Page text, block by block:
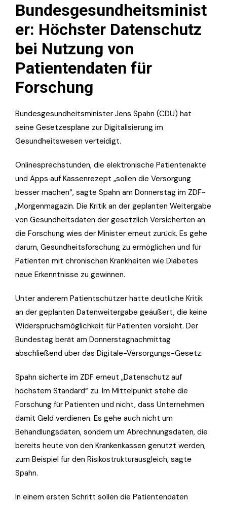
Bundesgesundheitsminist
er: Höchster Datenschutz
bei Nutzung von
Patientendaten für
Forschung
Bundesgesundheitsminister Jens Spahn (CDU) hat
seine Gesetzespläne zur Digitalisierung im
Gesundheitswesen verteidigt.
Onlinesprechstunden, die elektronische Patientenakte
und Apps auf Kassenrezept „sollen die Versorgung
besser machen“, sagte Spahn am Donnerstag im ZDF-
„Morgenmagazin. Die Kritik an der geplanten Weitergabe
von Gesundheitsdaten der gesetzlich Versicherten an
die Forschung wies der Minister erneut zurück. Es gehe
darum, Gesundheitsforschung zu ermöglichen und für
Patienten mit chronischen Krankheiten wie Diabetes
neue Erkenntnisse zu gewinnen.
Unter anderem Patientschützer hatte deutliche Kritik
an der geplanten Datenweitergabe geäußert, die keine
Widerspruchsmöglichkeit für Patienten vorsieht. Der
Bundestag berät am Donnerstagnachmittag
abschließend über das Digitale-Versorgungs-Gesetz.
Spahn sicherte im ZDF erneut „Datenschutz auf
höchstem Standard“ zu. Im Mittelpunkt stehe die
Forschung für Patienten und nicht, dass Unternehmen
damit Geld verdienen. Es gehe auch nicht um
Behandlungsdaten, sondern um Abrechnungsdaten, die
bereits heute von den Krankenkassen genutzt werden,
zum Beispiel für den Risikostrukturausgleich, sagte
Spahn.
In einem ersten Schritt sollen die Patientendaten